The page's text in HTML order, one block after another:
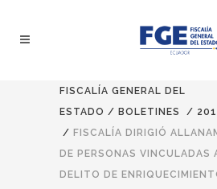
FISCALÍA GENERAL DEL
ESTADO / BOLETINES /
/ FISCALÍA DIRIGIÓ
DE PERSONAS VINCULADAS
DELITO DE